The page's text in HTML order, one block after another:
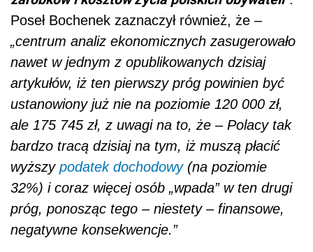
Poseł Bochenek zaznaczył również, że –
„centrum analiz ekonomicznych zasugerowało
nawet w jednym z opublikowanych dzisiaj
artykułów, iż ten pierwszy próg powinien być
ustanowiony już nie na poziomie 120 000 zł,
ale 175 745 zł, z uwagi na to, że – Polacy tak
bardzo tracą dzisiaj na tym, iż muszą płacić
wyższy podatek dochodowy(na poziomie
32%) i coraz więcej osób „wpada” w ten drugi
próg, ponosząc tego – niestety – finansowe,
negatywne konsekwencje.”